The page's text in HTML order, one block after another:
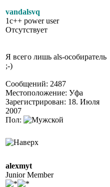
vandalsvq
1c++ power user
Отсутствует
Я всего лишь als-особиратель
;-)
Сообщений: 2487
Местоположение: Уфа
Зарегистрирован: 18. Июля
2007
Пол:
alexmyt
Junior Member